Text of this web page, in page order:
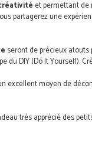
et permettant de
partagerez une
seront de précieux
du DIY (Do It Yourself).
excellent moyen de
très apprécié des